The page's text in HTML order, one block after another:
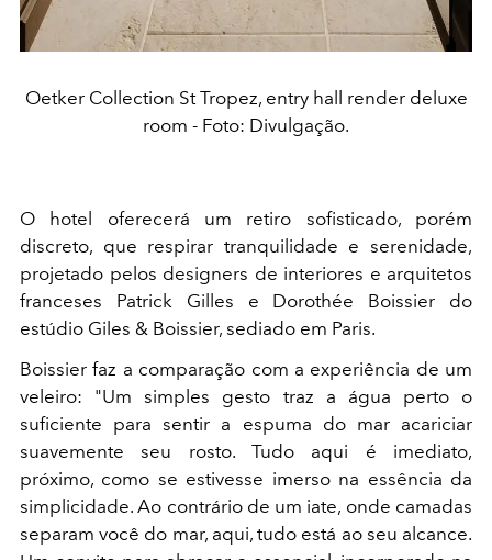
Oetker Collection St Tropez, entry hall render deluxe
room - Foto: Divulgação.
O hotel oferecerá um retiro sofisticado, porém
discreto, que respirar tranquilidade e serenidade,
projetado pelos designers de interiores e arquitetos
franceses Patrick Gilles e Dorothée Boissier do
estúdio Giles & Boissier, sediado em Paris.
Boissier faz a comparação com a experiência de um
veleiro: "Um simples gesto traz a água perto o
suficiente para sentir a espuma do mar acariciar
suavemente seu rosto. Tudo aqui é imediato,
próximo, como se estivesse imerso na essência da
simplicidade. Ao contrário de um iate, onde camadas
separam você do mar, aqui, tudo está ao seu alcance.